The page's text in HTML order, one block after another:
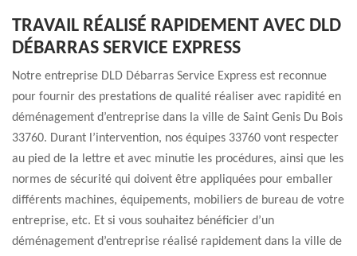
TRAVAIL RÉALISÉ RAPIDEMENT AVEC DLD
DÉBARRAS SERVICE EXPRESS
Notre entreprise DLD Débarras Service Express est reconnue
pour fournir des prestations de qualité réaliser avec rapidité en
déménagement d’entreprise dans la ville de Saint Genis Du Bois
33760. Durant l’intervention, nos équipes 33760 vont respecter
au pied de la lettre et avec minutie les procédures, ainsi que les
normes de sécurité qui doivent être appliquées pour emballer
différents machines, équipements, mobiliers de bureau de votre
entreprise, etc. Et si vous souhaitez bénéficier d’un
déménagement d’entreprise réalisé rapidement dans la ville de